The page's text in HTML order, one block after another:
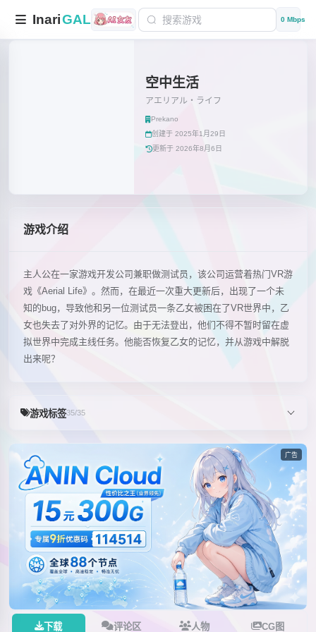
InariGAL 0 Mbps
空中生活
アエリアル・ライフ
Prekano
创建于 2025年1月29日
更新于 2026年8月6日
游戏介绍
主人公在一家游戏开发公司兼职做测试员，该公司运营着热门VR游
戏《Aerial Life》。然而，在最近一次重大更新后，出现了一个未
知的bug，导致他和另一位测试员一条乙女被困在了VR世界中，乙
女也失去了对外界的记忆。由于无法登出，他们不得不暂时留在虚
拟世界中完成主线任务。他能否恢复乙女的记忆，并从游戏中解脱
出来呢？
游戏标签35/35
广告
下载 评论区 人物 CG图